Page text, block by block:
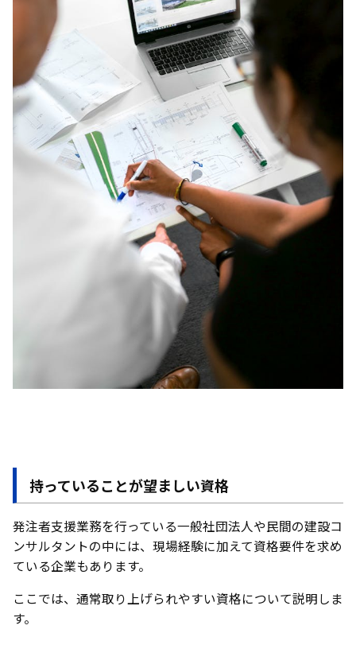
持っていることが望ましい資格
発注者支援業務を行っている一般社団法人や民間の建設コ
ンサルタントの中には、現場経験に加えて資格要件を求め
ている企業もあります。
ここでは、通常取り上げられやすい資格について説明しま
す。